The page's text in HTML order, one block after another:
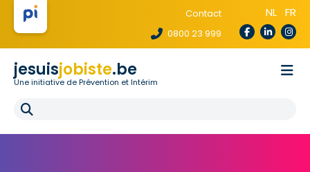
Contact
0800 23 999
NL FR
jesuisjobiste.be
Une initiative de Prévention et Intérim
Pour les agences